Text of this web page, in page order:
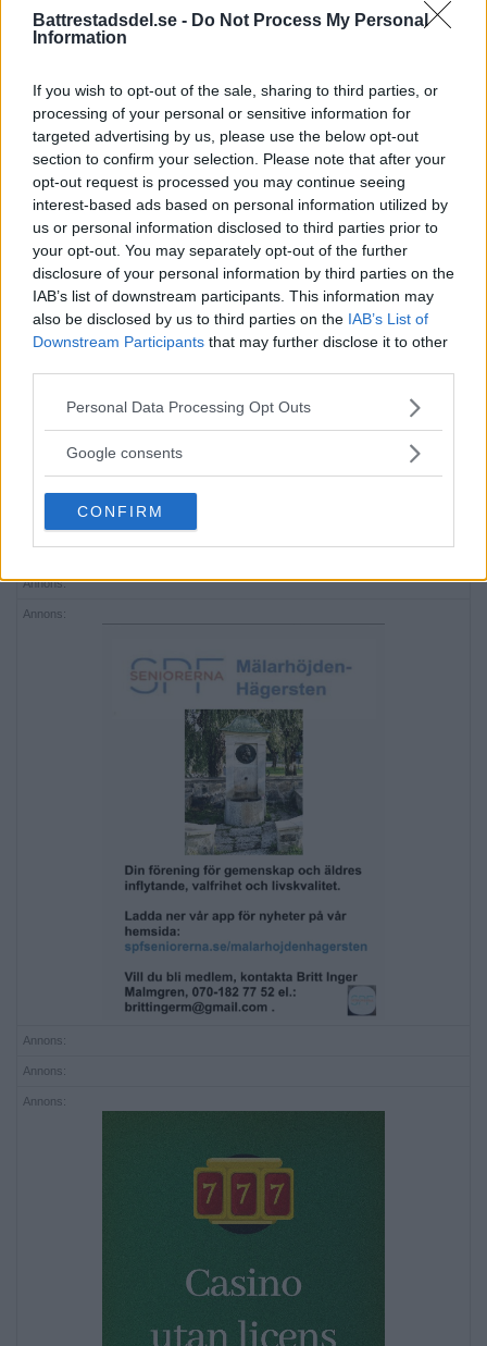
Battrestadsdel.se - Do Not Process My Personal
Information
If you wish to opt-out of the sale, sharing to third parties, or
processing of your personal or sensitive information for
targeted advertising by us, please use the below opt-out
section to confirm your selection. Please note that after your
opt-out request is processed you may continue seeing
interest-based ads based on personal information utilized by
us or personal information disclosed to third parties prior to
your opt-out. You may separately opt-out of the further
disclosure of your personal information by third parties on the
IAB’s list of downstream participants. This information may
also be disclosed by us to third parties on the IAB’s List of
Downstream Participants that may further disclose it to other
Please note that this website/app uses one or more Google
not limited to your visit or usage behaviour. You may click to
use your data for below specified purposes in below Google
consent section.
Personal Data Processing Opt Outs
Google consents
CONFIRM
Annons:
Annons:
Annons:
Annons:
Annons:
Annons: